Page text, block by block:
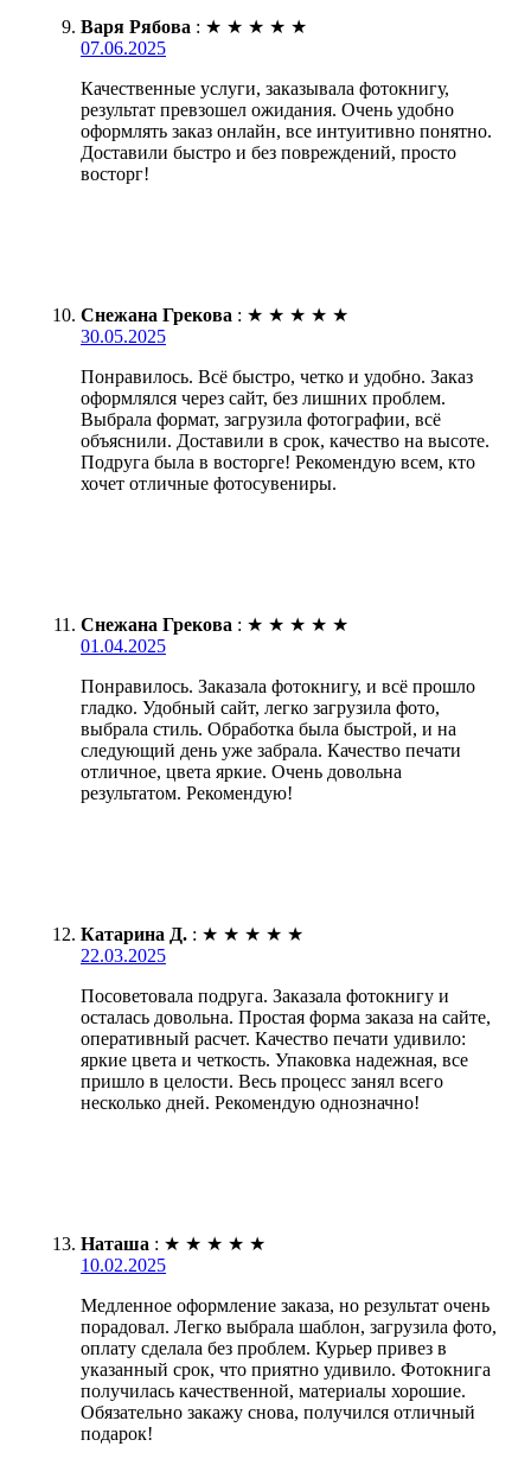
Варя Рябова : ★ ★ ★ ★ ★
07.06.2025
Качественные услуги, заказывала фотокнигу,
результат превзошел ожидания. Очень удобно
оформлять заказ онлайн, все интуитивно понятно.
Доставили быстро и без повреждений, просто
восторг!
Снежана Грекова : ★ ★ ★ ★ ★
30.05.2025
Понравилось. Всё быстро, четко и удобно. Заказ
оформлялся через сайт, без лишних проблем.
Выбрала формат, загрузила фотографии, всё
объяснили. Доставили в срок, качество на высоте.
Подруга была в восторге! Рекомендую всем, кто
хочет отличные фотосувениры.
Снежана Грекова : ★ ★ ★ ★ ★
01.04.2025
Понравилось. Заказала фотокнигу, и всё прошло
гладко. Удобный сайт, легко загрузила фото,
выбрала стиль. Обработка была быстрой, и на
следующий день уже забрала. Качество печати
отличное, цвета яркие. Очень довольна
результатом. Рекомендую!
Катарина Д. : ★ ★ ★ ★ ★
22.03.2025
Посоветовала подруга. Заказала фотокнигу и
осталась довольна. Простая форма заказа на сайте,
оперативный расчет. Качество печати удивило:
яркие цвета и четкость. Упаковка надежная, все
пришло в целости. Весь процесс занял всего
несколько дней. Рекомендую однозначно!
Наташа : ★ ★ ★ ★ ★
10.02.2025
Медленное оформление заказа, но результат очень
порадовал. Легко выбрала шаблон, загрузила фото,
оплату сделала без проблем. Курьер привез в
указанный срок, что приятно удивило. Фотокнига
получилась качественной, материалы хорошие.
Обязательно закажу снова, получился отличный
подарок!